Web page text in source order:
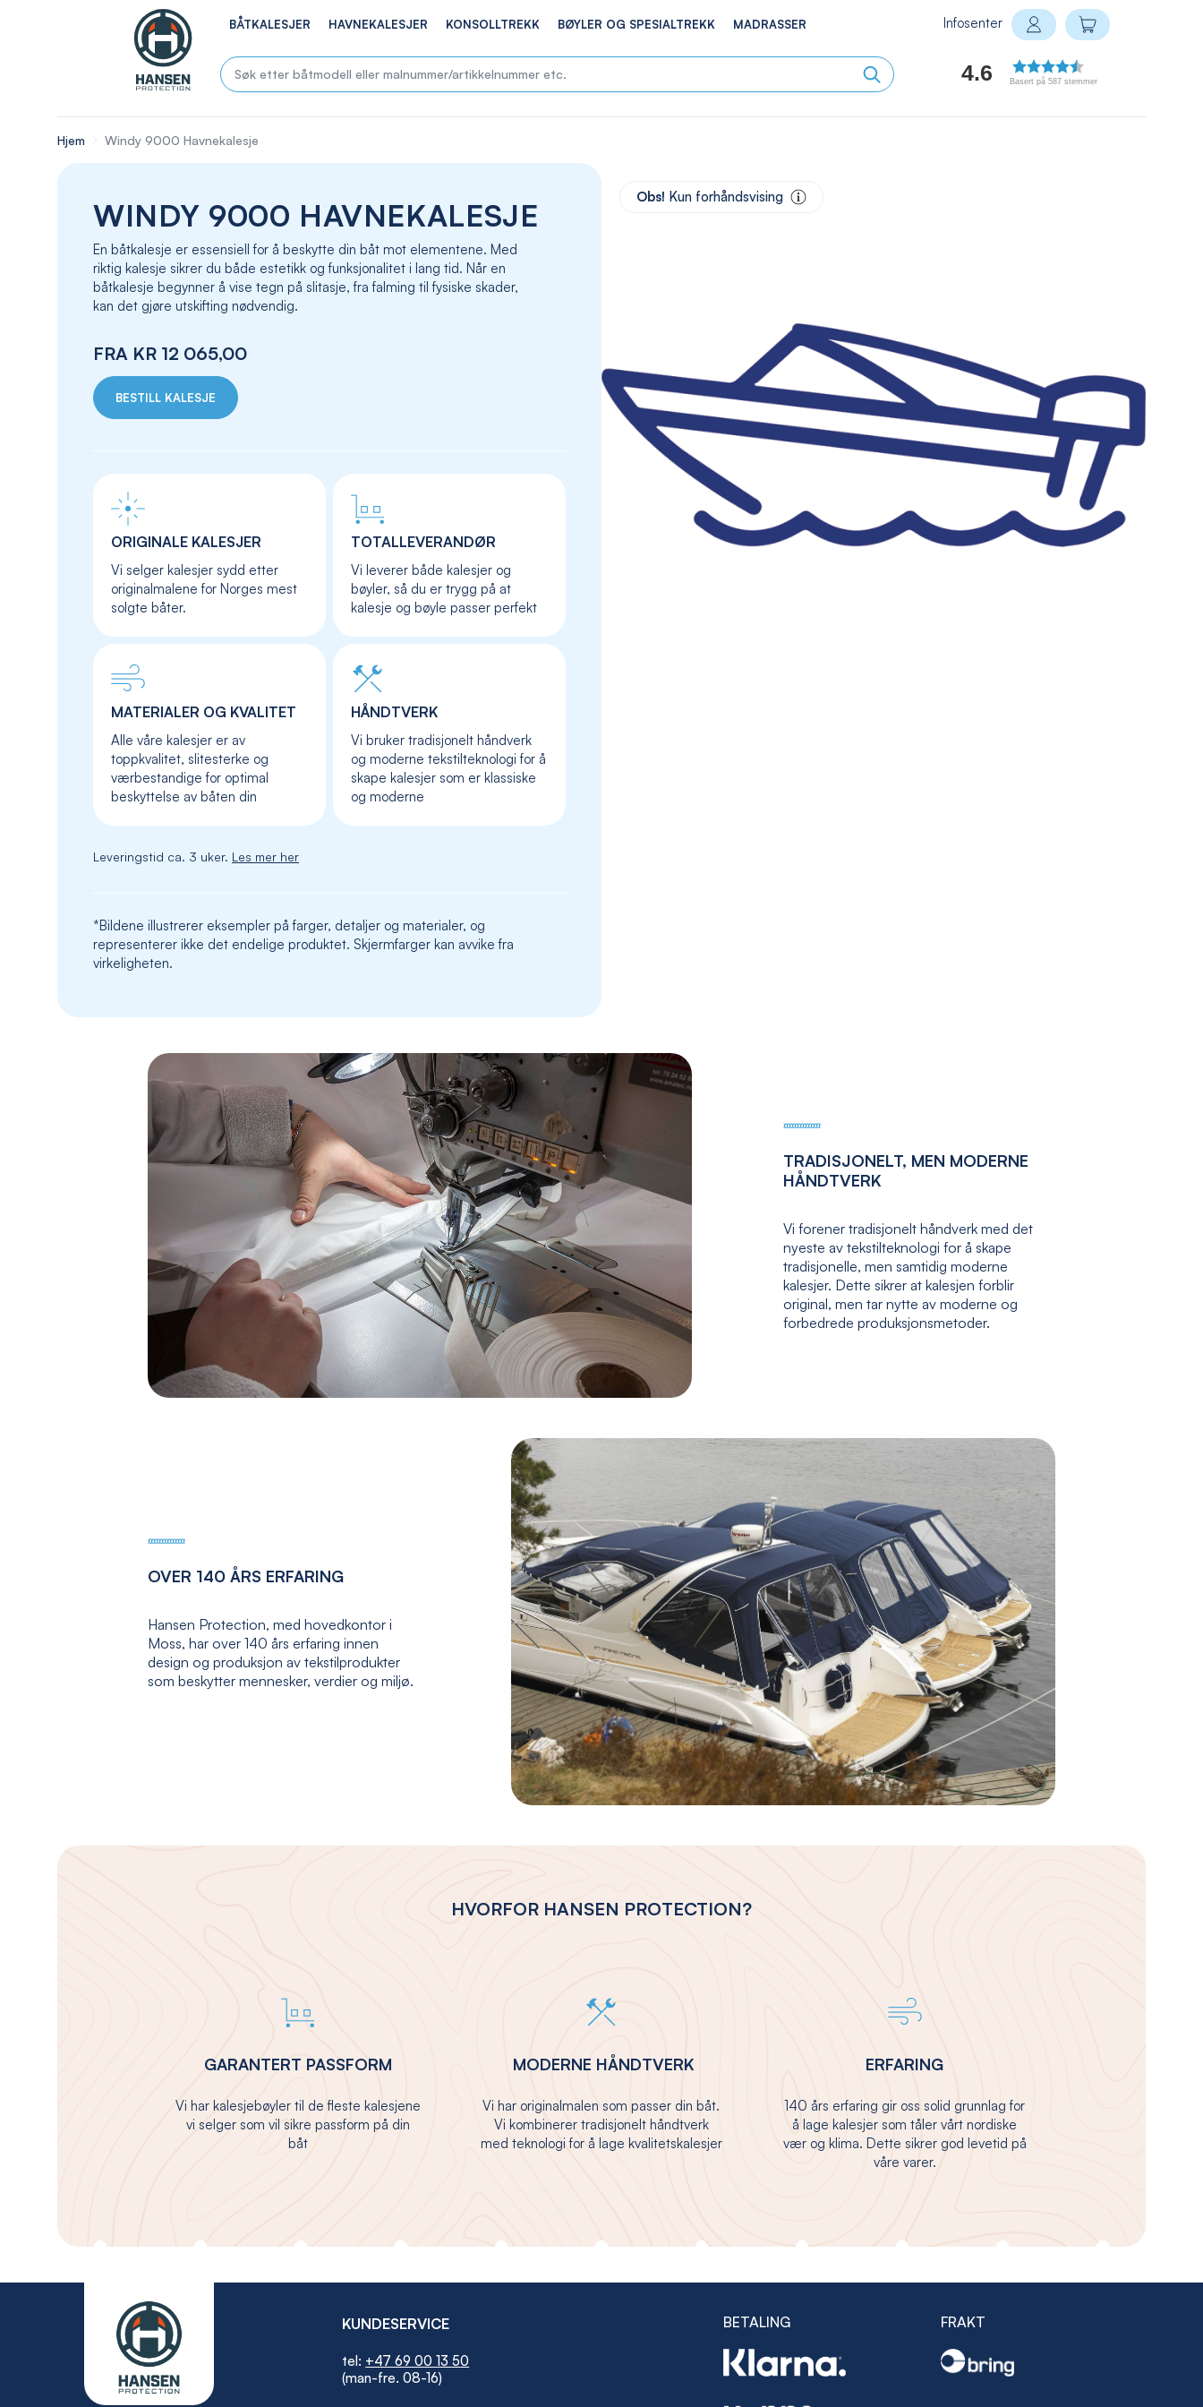
BÅTKALESJER HAVNEKALESJER KONSOLLTREKK BØYLER OG SPESIALTREKK MADRASSER
4.6 Basert på 587 stemmer
Infosenter
Logg inn
Min handlekurv
Hjem Windy 9000 Havnekalesje
WINDY 9000 HAVNEKALESJE
En båtkalesje er essensiell for å beskytte din båt mot elementene. Med
riktig kalesje sikrer du både estetikk og funksjonalitet i lang tid. Når en
båtkalesje begynner å vise tegn på slitasje, fra falming til fysiske skader,
kan det gjøre utskifting nødvendig.
FRA KR 12 065,00
BESTILL KALESJE
ORIGINALE KALESJER
Vi selger kalesjer sydd etter
originalmalene for Norges mest
solgte båter.
TOTALLEVERANDØR
Vi leverer både kalesjer og
bøyler, så du er trygg på at
kalesje og bøyle passer perfekt
MATERIALER OG KVALITET
Alle våre kalesjer er av
toppkvalitet, slitesterke og
værbestandige for optimal
beskyttelse av båten din
HÅNDTVERK
Vi bruker tradisjonelt håndverk
og moderne tekstilteknologi for å
skape kalesjer som er klassiske
og moderne
Leveringstid ca. 3 uker. Les mer her
*Bildene illustrerer eksempler på farger, detaljer og materialer, og
representerer ikke det endelige produktet. Skjermfarger kan avvike fra
virkeligheten.
Obs! Kun forhåndsvising
TRADISJONELT, MEN MODERNE
HÅNDTVERK
Vi forener tradisjonelt håndverk med det
nyeste av tekstilteknologi for å skape
tradisjonelle, men samtidig moderne
kalesjer. Dette sikrer at kalesjen forblir
original, men tar nytte av moderne og
forbedrede produksjonsmetoder.
OVER 140 ÅRS ERFARING
Hansen Protection, med hovedkontor i
Moss, har over 140 års erfaring innen
design og produksjon av tekstilprodukter
som beskytter mennesker, verdier og miljø.
HVORFOR HANSEN PROTECTION?
GARANTERT PASSFORM
Vi har kalesjebøyler til de fleste kalesjene
vi selger som vil sikre passform på din
båt
MODERNE HÅNDTVERK
Vi har originalmalen som passer din båt.
Vi kombinerer tradisjonelt håndtverk
med teknologi for å lage kvalitetskalesjer
ERFARING
140 års erfaring gir oss solid grunnlag for
å lage kalesjer som tåler vårt nordiske
vær og klima. Dette sikrer god levetid på
våre varer.
KUNDESERVICE
tel: +47 69 00 13 50
(man-fre. 08-16)
BETALING FRAKT